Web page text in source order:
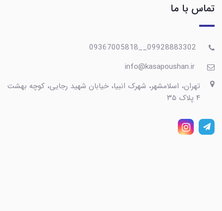
تماس با ما
تهران، اسلامشهر، شهرک انبیا، خیابان شهید رجایی، کوچه بهشت
۴ پلاک ۳۵